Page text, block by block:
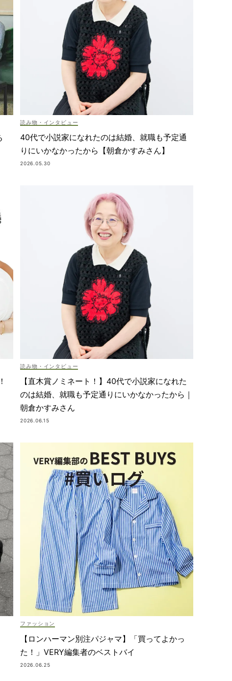
読み物・インタビュー
40代で小説家になれたのは結婚、就職も予定通
りにいかなかったから【朝倉かすみさん】
2026.05.30
読み物・インタビュー
【直木賞ノミネート！】40代で小説家になれた
のは結婚、就職も予定通りにいかなかったから｜
朝倉かすみさん
2026.06.15
ファッション
【ロンハーマン別注パジャマ】「買ってよかっ
た！」VERY編集者のベストバイ
2026.06.25